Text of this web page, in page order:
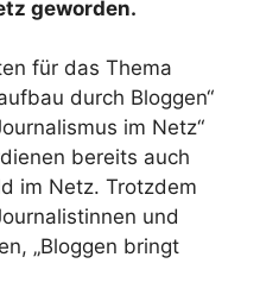
geworden.
für das Thema
durch Bloggen“
im Netz“
bereits auch
im Netz. Trotzdem
und
„Bloggen bringt